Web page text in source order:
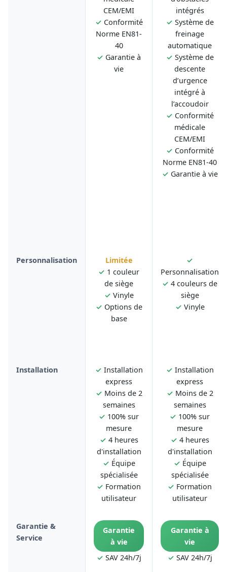
CEM/EMI
✓ Conformité
Norme EN81-
40
✓ Garantie à
vie
intégrés
✓ Système de
freinage
automatique
✓ Système de
descente
d’urgence
intégré à
l’accoudoir
✓ Conformité
médicale
CEM/EMI
✓ Conformité
Norme EN81-40
✓ Garantie à vie
Personnalisation
Limitée
✓ 1 couleur
de siège
✓ Vinyle
✓ Options de
base
✓
Personnalisation
✓ 4 couleurs de
siège
✓ Vinyle
Installation ✓ Installation
express
✓ Moins de 2
semaines
✓ 100% sur
mesure
✓ 4 heures
d'installation
✓ Équipe
spécialisée
✓ Formation
utilisateur
✓ Installation
express
✓ Moins de 2
semaines
✓ 100% sur
mesure
✓ 4 heures
d'installation
✓ Équipe
spécialisée
✓ Formation
utilisateur
Garantie &
Service
Garantie
à vie
✓ SAV 24h/7j
Garantie à
vie
✓ SAV 24h/7j